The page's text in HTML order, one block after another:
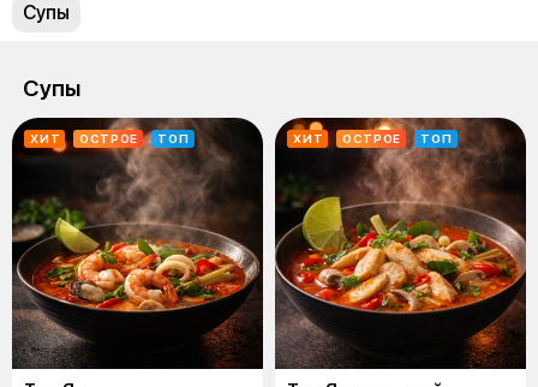
Супы
Супы
ХИТ ОСТРОЕ ТОП ХИТ ОСТРОЕ ТОП